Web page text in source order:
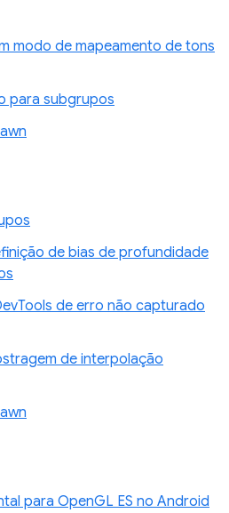
modo de mapeamento de tons
para subgrupos
de bias de profundidade
de erro não capturado
de interpolação
para OpenGL ES no Android